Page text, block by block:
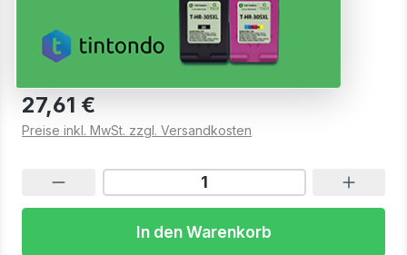
Sofort verfügbar, Lieferzeit: 1-3 Werktage
27,61 €
Preise inkl. MwSt. zzgl. Versandkosten
In den Warenkorb